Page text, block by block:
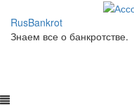
RusBankrot
Знаем все о банкротстве.